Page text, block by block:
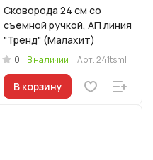
Сковорода 24 см со
съемной ручкой, АП линия
"Тренд" (Малахит)
0 В наличии Арт.241tsml
В корзину